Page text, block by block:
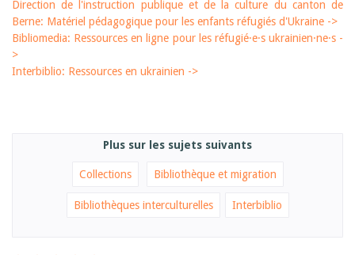
2024
2023
2022
2019
Direction de l'instruction publique et de la culture du canton de
Berne: Matériel pédagogique pour les enfants réfugiés d'Ukraine ->
Bibliomedia: Ressources en ligne pour les réfugié·e·s ukrainien·ne·s -
>
Interbiblio: Ressources en ukrainien ->
Plus sur les sujets suivants
Collections Bibliothèque et migration
Bibliothèques interculturelles Interbiblio